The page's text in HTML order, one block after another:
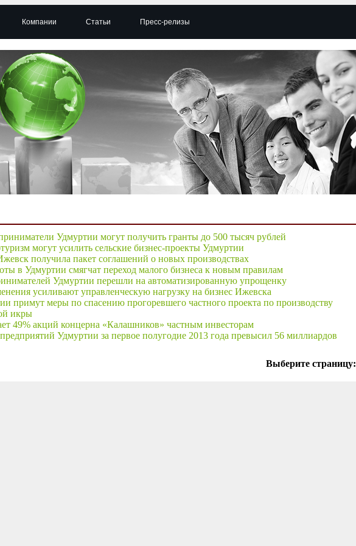
Компании Статьи Пресс-релизы
Удмуртии могут получить гранты до 500 тысяч рублей
могут усилить сельские бизнес-проекты Удмуртии
получила пакет соглашений о новых производствах
в Удмуртии смягчат переход малого бизнеса к новым правилам
Удмуртии перешли на автоматизированную упрощенку
усиливают управленческую нагрузку на бизнес Ижевска
примут меры по спасению прогоревшего частного проекта по производству
икры
49% акций концерна «Калашников» частным инвесторам
Удмуртии за первое полугодие 2013 года превысил 56 миллиардов
Выберите страницу: